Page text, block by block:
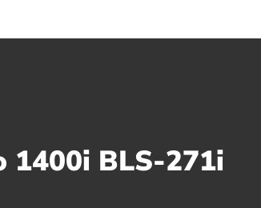
1400i BLS-271i